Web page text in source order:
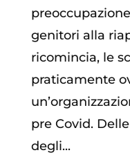
genitori alla
ricomincia, le
praticamente
pre Covid.
degli...